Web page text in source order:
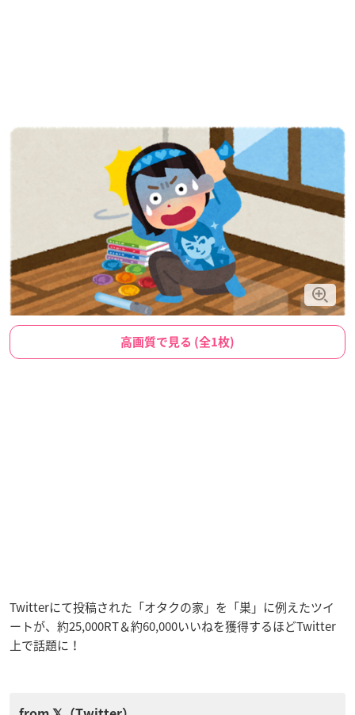
高画質で見る (全1枚)
Twitterにて投稿された「オタクの家」を「巣」に例えたツイ
ートが、約25,000RT＆約60,000いいねを獲得するほどTwitter
上で話題に！